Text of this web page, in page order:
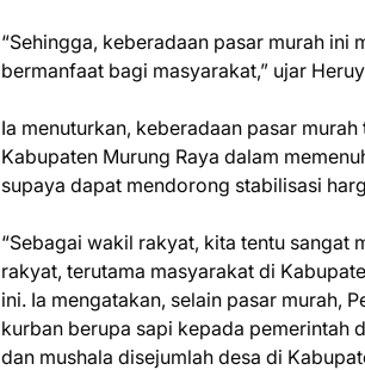
“Sehingga, keberadaan pasar murah ini
bermanfaat bagi masyarakat,” ujar
Ia menuturkan, keberadaan pasar
Kabupaten Murung Raya dalam
supaya dapat mendorong stabilisasi
“Sebagai wakil rakyat, kita tentu sangat
rakyat, terutama masyarakat di
ini. Ia mengatakan, selain pasar murah,
kurban berupa sapi kepada pemerintah
dan mushala disejumlah desa di